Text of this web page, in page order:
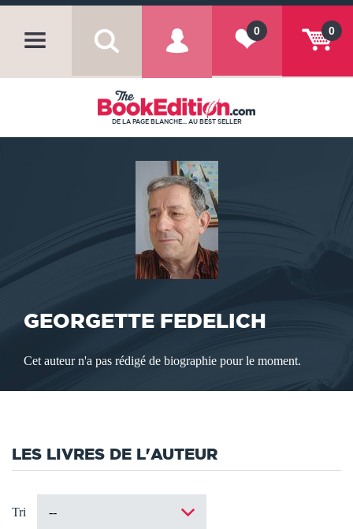
0
0
DE LA PAGE BLANCHE... AU BEST SELLER
GEORGETTE FEDELICH
Cet auteur n'a pas rédigé de biographie pour le moment.
LES LIVRES DE L'AUTEUR
Tri